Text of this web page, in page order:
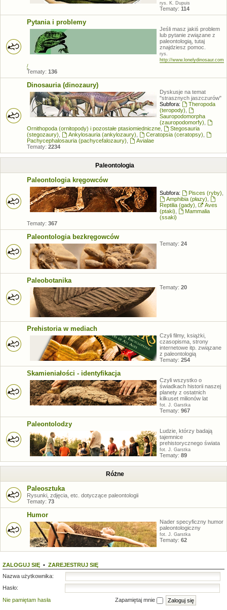
rys. K. Dupuis
Tematy: 114
Pytania i problemy
Jeśli masz jakiś problem
lub pytanie związane z
paleontologią, tutaj
znajdziesz pomoc.
rys.
http://www.lonelydinosaur.com
/
Tematy: 136
Dinosauria (dinozaury)
Dyskusje na temat
"strasznych jaszczurów"
Subfora:
Theropoda
(teropody)
Sauropodomorpha
(zauropodomorfy)
Ornithopoda (ornitopody) i pozostałe ptasiomiedniczne
Stegosauria
(stegozaury)
Ankylosauria (ankylozaury) Ceratopsia (ceratopsy)
Pachycephalosauria (pachycefalozaury)
Avialae
Tematy: 2234
Paleontologia
Paleontologia kręgowców
Subfora: Pisces (ryby)
Amphibia (płazy)
Reptilia (gady)
Aves
(ptaki)
Mammalia
(ssaki)
Tematy: 367
Paleontologia bezkręgowców
Tematy: 24
Paleobotanika
Tematy: 20
Prehistoria w mediach
Czyli filmy, książki,
czasopisma, strony
internetowe itp. związane
z paleontologią
Tematy: 254
Skamieniałości - identyfikacja
Czyli wszystko o
świadkach historii naszej
planety z ostatnich
kilkuset milionów lat
fot. J. Garstka
Tematy: 967
Paleontolodzy
Ludzie, którzy badają
tajemnice
prehistorycznego świata
fot. J. Garstka
Tematy: 89
Różne
Paleosztuka
Rysunki, zdjęcia, etc. dotyczące paleontologii
Tematy: 73
Humor
Nader specyficzny humor
paleontologiczny
fot. J. Garstka
Tematy: 62
ZALOGUJ SIĘ • ZAREJESTRUJ SIĘ
Nazwa użytkownika:
Hasło:
Nie pamiętam hasła
Zapamiętaj mnie